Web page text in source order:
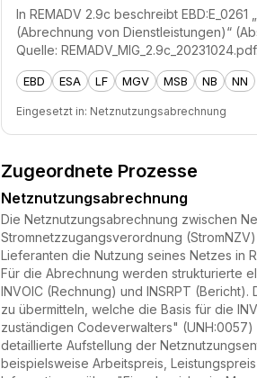
In REMADV 2.9c beschreibt
(Abrechnung von Dienstleistungen)“
Quelle:
EBD ESA LF MGV MSB NB NN
Eingesetzt in: Netznutzungsabrechnung
Zugeordnete Prozesse
Netznutzungsabrechnung
Die Netznutzungsabrechnung zwischen
Stromnetzzugangsverordnung
Lieferanten die Nutzung seines Netzes in
Für die Abrechnung werden strukturierte
INVOIC (Rechnung) und INSRPT
zu übermitteln, welche die Basis für die
zuständigen Codeverwalters"
detaillierte Aufstellung der
beispielsweise Arbeitspreis,